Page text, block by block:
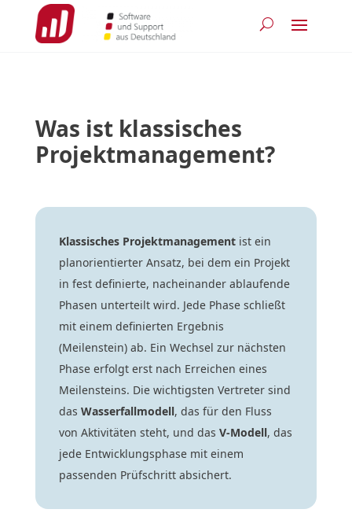
Was ist klassisches
Projektmanagement?
Klassisches Projektmanagement ist ein
planorientierter Ansatz, bei dem ein Projekt
in fest definierte, nacheinander ablaufende
Phasen unterteilt wird. Jede Phase schließt
mit einem definierten Ergebnis
(Meilenstein) ab. Ein Wechsel zur nächsten
Phase erfolgt erst nach Erreichen eines
Meilensteins. Die wichtigsten Vertreter sind
das Wasserfallmodell, das für den Fluss
von Aktivitäten steht, und das V-Modell, das
jede Entwicklungsphase mit einem
passenden Prüfschritt absichert.